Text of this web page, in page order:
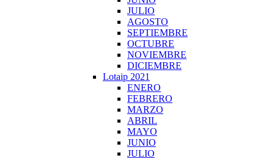
JULIO
AGOSTO
SEPTIEMBRE
OCTUBRE
NOVIEMBRE
DICIEMBRE
Lotaip 2021
ENERO
FEBRERO
MARZO
ABRIL
MAYO
JUNIO
JULIO